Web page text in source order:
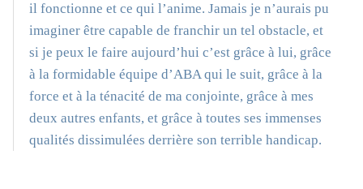
il fonctionne et ce qui l’anime. Jamais je n’aurais pu
imaginer être capable de franchir un tel obstacle, et
si je peux le faire aujourd’hui c’est grâce à lui, grâce
à la formidable équipe d’ABA qui le suit, grâce à la
force et à la ténacité de ma conjointe, grâce à mes
deux autres enfants, et grâce à toutes ses immenses
qualités dissimulées derrière son terrible handicap.